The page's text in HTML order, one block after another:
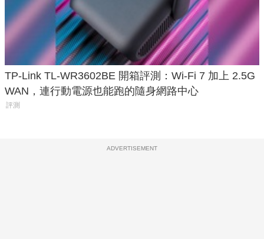
TP-Link TL-WR3602BE 開箱評測：Wi-Fi 7 加上 2.5G
WAN，連行動電源也能跑的隨身網路中心
評測
ADVERTISEMENT